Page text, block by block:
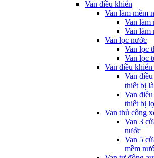
Van điều khiển
Van làm mềm
Van làm
Van làm
Van lọc nước
Van lọc
Van lọc
Van điều
Van
thiết bị
Van
thiết bị
Van thủ công
Van 3
nước
Van 5
mềm